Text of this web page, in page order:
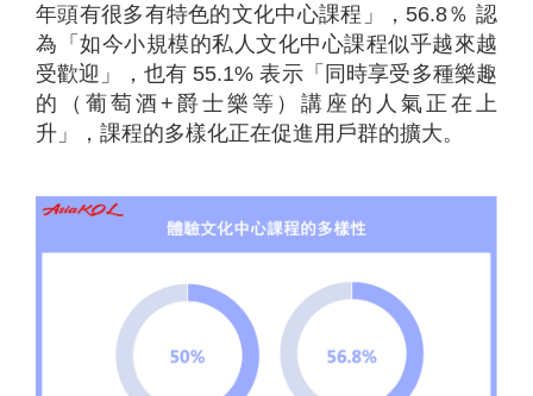
年頭有很多有特色的文化中心課程」，56.8％ 認
為「如今小規模的私人文化中心課程似乎越來越
受歡迎」，也有 55.1% 表示「同時享受多種樂趣
的（葡萄酒+爵士樂等）講座的人氣正在上
升」，課程的多樣化正在促進用戶群的擴大。